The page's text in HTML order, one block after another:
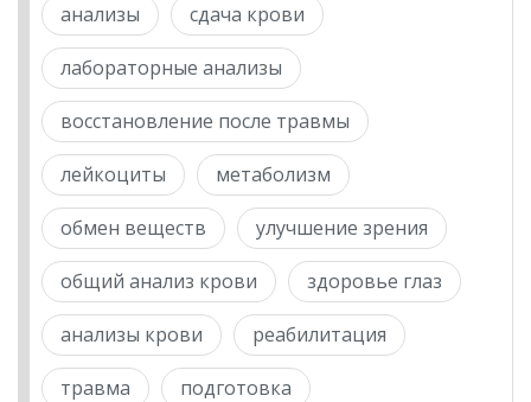
анализы сдача крови
лабораторные анализы
восстановление после травмы
лейкоциты метаболизм
обмен веществ улучшение зрения
общий анализ крови здоровье глаз
анализы крови реабилитация
травма подготовка